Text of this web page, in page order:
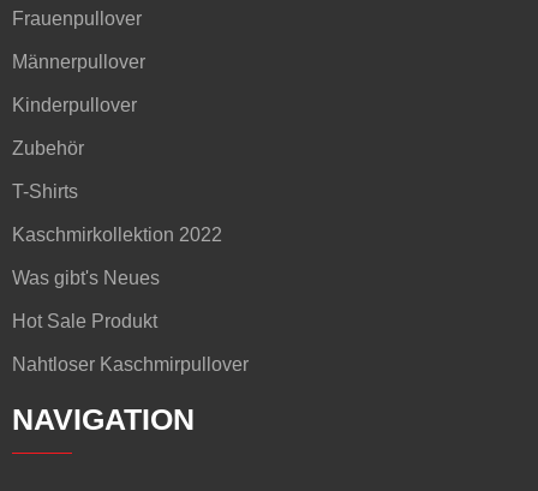
Frauenpullover
Männerpullover
Kinderpullover
Zubehör
T-Shirts
Kaschmirkollektion 2022
Was gibt's Neues
Hot Sale Produkt
Nahtloser Kaschmirpullover
NAVIGATION